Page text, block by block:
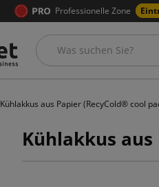
Professionelle Zone
Kühlakkus aus Papier (RecyCold® cool
Kühlakkus